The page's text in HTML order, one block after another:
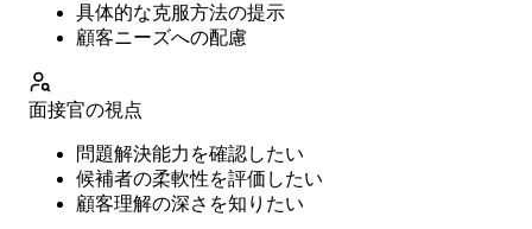
具体的な克服方法の提示
顧客ニーズへの配慮
面接官の視点
問題解決能力を確認したい
候補者の柔軟性を評価したい
顧客理解の深さを知りたい